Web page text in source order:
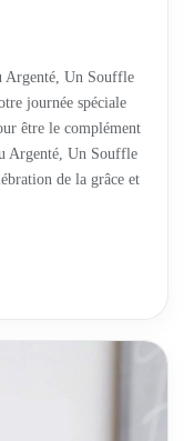
Argenté, Un Souffle
journée spéciale
être le complément
Argenté, Un Souffle
de la grâce et